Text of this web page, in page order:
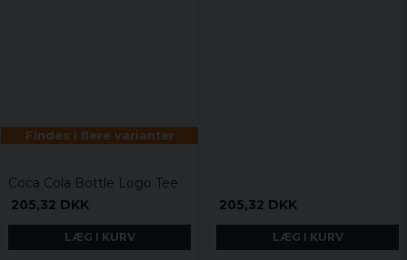
Findes i flere varianter
Coca Cola Bottle Logo Tee
205,32 DKK
LÆG I KURV
205,32 DKK
LÆG I KURV